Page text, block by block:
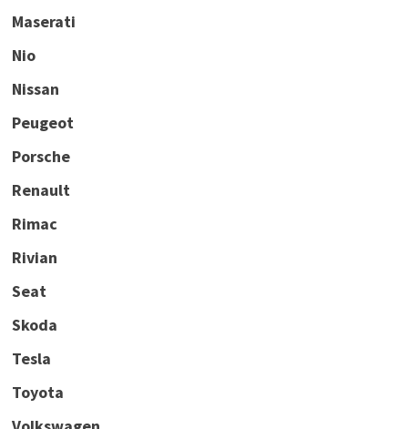
Maserati
Nio
Nissan
Peugeot
Porsche
Renault
Rimac
Rivian
Seat
Skoda
Tesla
Toyota